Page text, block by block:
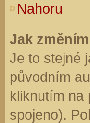
Nahoru
Jak
Je to stejné
původním
kliknutím na
spojeno).